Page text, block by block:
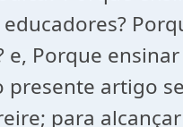
Porque
artigo
para